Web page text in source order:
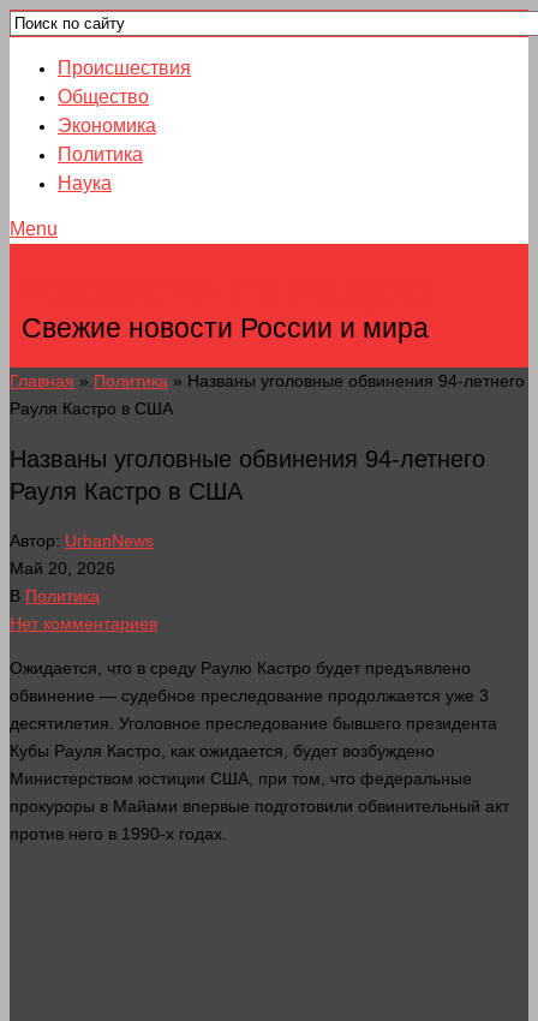
Происшествия
Общество
Экономика
Политика
Наука
Menu
Свежие новости России и мира
Главная » Политика » Названы уголовные обвинения 94-летнего
Рауля Кастро в США
Названы уголовные обвинения 94-летнего
Рауля Кастро в США
Автор: UrbanNews
Май 20, 2026
В Политика
Нет комментариев
Ожидается, что в среду Раулю Кастро будет предъявлено
обвинение — судебное преследование продолжается уже 3
десятилетия. Уголовное преследование бывшего президента
Кубы Рауля Кастро, как ожидается, будет возбуждено
Министерством юстиции США, при том, что федеральные
прокуроры в Майами впервые подготовили обвинительный акт
против него в 1990-х годах.